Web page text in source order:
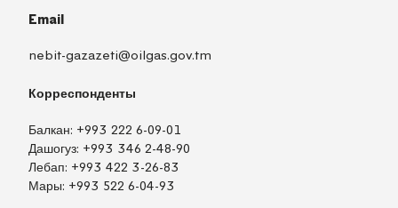
Email
nebit-gazazeti@oilgas.gov.tm
Корреспонденты
Балкан: +993 222 6-09-01
Дашогуз: +993 346 2-48-90
Лебап: +993 422 3-26-83
Мары: +993 522 6-04-93